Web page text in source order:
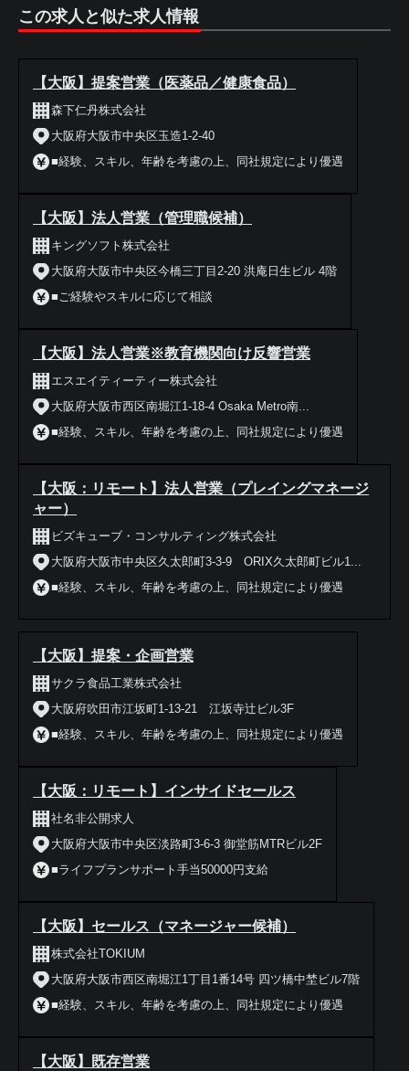
この求人と似た求人情報
【大阪】提案営業（医薬品／健康食品）
森下仁丹株式会社
大阪府大阪市中央区玉造1-2-40
■経験、スキル、年齢を考慮の上、同社規定により優遇
【大阪】法人営業（管理職候補）
キングソフト株式会社
大阪府大阪市中央区今橋三丁目2-20 洪庵日生ビル 4階
■ご経験やスキルに応じて相談
【大阪】法人営業※教育機関向け反響営業
エスエイティーティー株式会社
大阪府大阪市西区南堀江1-18-4 Osaka Metro南...
■経験、スキル、年齢を考慮の上、同社規定により優遇
【大阪：リモート】法人営業（プレイングマネージ
ャー）
ビズキューブ・コンサルティング株式会社
大阪府大阪市中央区久太郎町3-3-9 ORIX久太郎町ビル1...
■経験、スキル、年齢を考慮の上、同社規定により優遇
【大阪】提案・企画営業
サクラ食品工業株式会社
大阪府吹田市江坂町1-13-21 江坂寺辻ビル3F
■経験、スキル、年齢を考慮の上、同社規定により優遇
【大阪：リモート】インサイドセールス
社名非公開求人
大阪府大阪市中央区淡路町3-6-3 御堂筋MTRビル2F
■ライフプランサポート手当50000円支給
【大阪】セールス（マネージャー候補）
株式会社TOKIUM
大阪府大阪市西区南堀江1丁目1番14号 四ツ橋中埜ビル7階
■経験、スキル、年齢を考慮の上、同社規定により優遇
【大阪】既存営業